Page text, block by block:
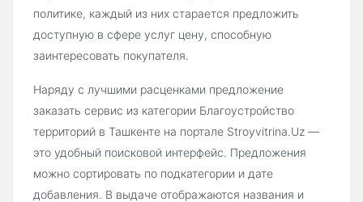
политике, каждый из них старается предложить
доступную в сфере услуг цену, способную
заинтересовать покупателя.
Наряду с лучшими расценками предложение
заказать сервис из категории Благоустройство
территорий в Ташкенте на портале Stroyvitrina.Uz —
это удобный поисковой интерфейс. Предложения
можно сортировать по подкатегории и дате
добавления. В выдаче отображаются названия и